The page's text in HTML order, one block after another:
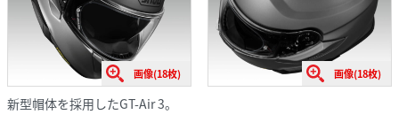
画像(18枚) 画像(18枚)
新型帽体を採用したGT-Air 3。